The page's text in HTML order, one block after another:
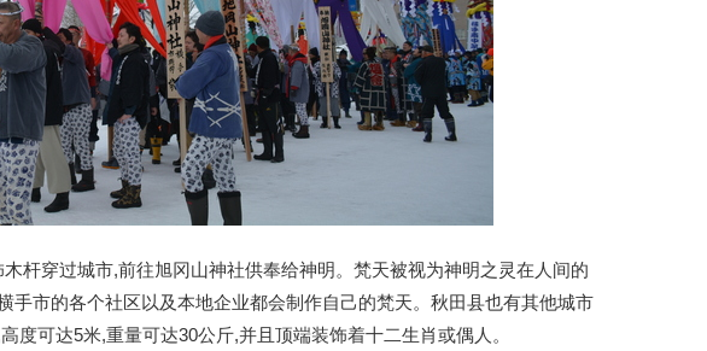
杆穿过城市,前往旭冈山神社供奉给神明。梵天被视为神明之灵在人间的
手市的各个社区以及本地企业都会制作自己的梵天。秋田县也有其他城市
可达5米,重量可达30公斤,并且顶端装饰着十二生肖或偶人。